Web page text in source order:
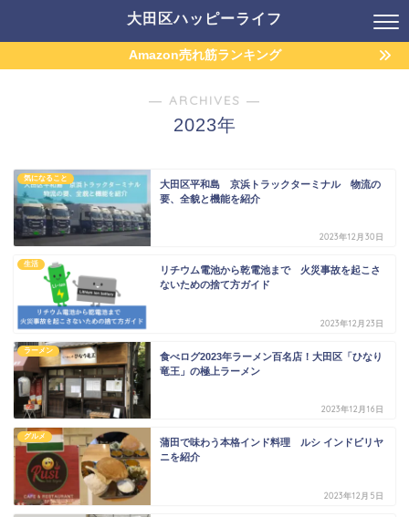
大田区ハッピーライフ
Amazon売れ筋ランキング
― ARCHIVES ―
2023年
気になること
大田区平和島 京浜トラックターミナル 物流の
要、全貌と機能を紹介
2023年12月30日
生活
リチウム電池から乾電池まで 火災事故を起こさ
ないための捨て方ガイド
2023年12月23日
ラーメン
食べログ2023年ラーメン百名店！大田区「ひなり
竜王」の極上ラーメン
2023年12月16日
グルメ
蒲田で味わう本格インド料理 ルシ インドビリヤ
ニを紹介
2023年12月5日